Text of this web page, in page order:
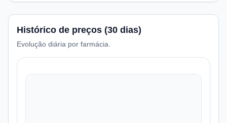
Histórico de preços (30 dias)
Evolução diária por farmácia.